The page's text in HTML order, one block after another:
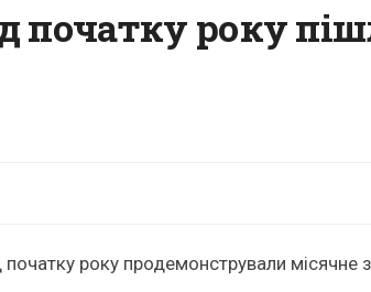
початку року
початку року продемонстрували